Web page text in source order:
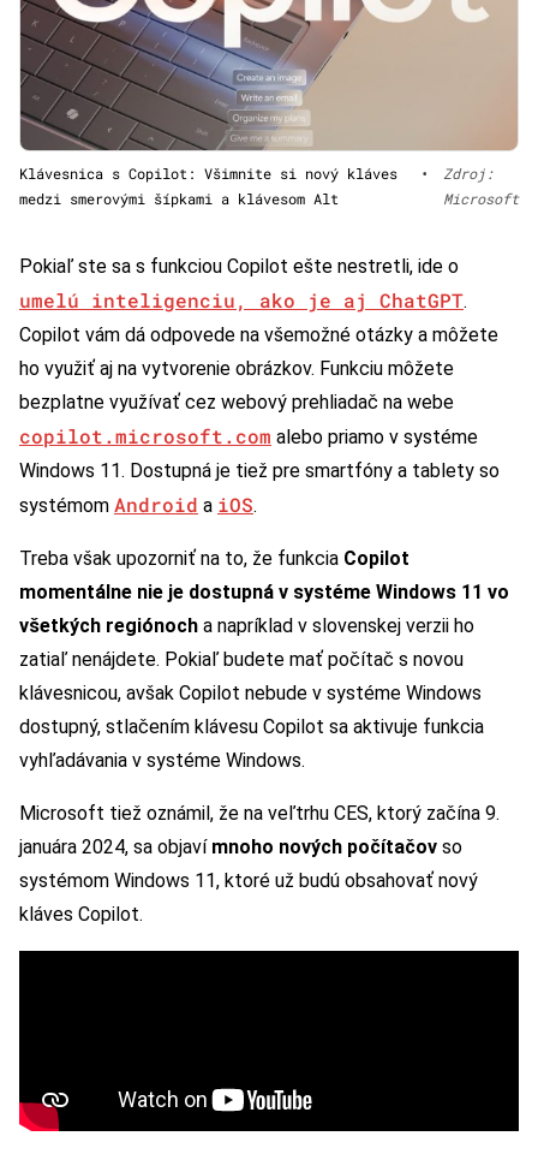
Klávesnica s Copilot: Všimnite si nový kláves
medzi smerovými šípkami a klávesom Alt
•
Zdroj:
Microsoft
Pokiaľ ste sa s funkciou Copilot ešte nestretli, ide o
umelú inteligenciu, ako je aj ChatGPT.
Copilot vám dá odpovede na všemožné otázky a môžete
ho využiť aj na vytvorenie obrázkov. Funkciu môžete
bezplatne využívať cez webový prehliadač na webe
copilot.microsoft.com alebo priamo v systéme
Windows 11. Dostupná je tiež pre smartfóny a tablety so
systémom Android a iOS.
Treba však upozorniť na to, že funkcia Copilot
momentálne nie je dostupná v systéme Windows 11 vo
všetkých regiónoch a napríklad v slovenskej verzii ho
zatiaľ nenájdete. Pokiaľ budete mať počítač s novou
klávesnicou, avšak Copilot nebude v systéme Windows
dostupný, stlačením klávesu Copilot sa aktivuje funkcia
vyhľadávania v systéme Windows.
Microsoft tiež oznámil, že na veľtrhu CES, ktorý začína 9.
januára 2024, sa objaví mnoho nových počítačov so
systémom Windows 11, ktoré už budú obsahovať nový
kláves Copilot.